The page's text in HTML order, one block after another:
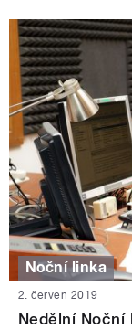
Noční linka
2. červen 2019
Nedělní Noční